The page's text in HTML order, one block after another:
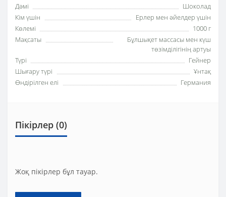
Дәмі
Шоколад
Кім үшін
Ерлер мен әйелдер үшін
Көлемі
1000 г
Мақсаты
Бұлшықет массасы мен күш
төзімділігінің артуы
Түрі
Гейнер
Шығару түрі
Ұнтақ
Өндірілген елі
Германия
Пікірлер (0)
Жоқ пікірлер бұл тауар.